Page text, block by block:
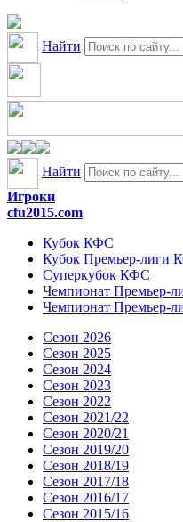
Найти
Найти
Игроки
cfu2015.com
Кубок КФС
Кубок Премьер-лиги
Суперкубок КФС
Чемпионат Премьер-
Чемпионат Премьер-
Сезон 2026
Сезон 2025
Сезон 2024
Сезон 2023
Сезон 2022
Сезон 2021/22
Сезон 2020/21
Сезон 2019/20
Сезон 2018/19
Сезон 2017/18
Сезон 2016/17
Сезон 2015/16